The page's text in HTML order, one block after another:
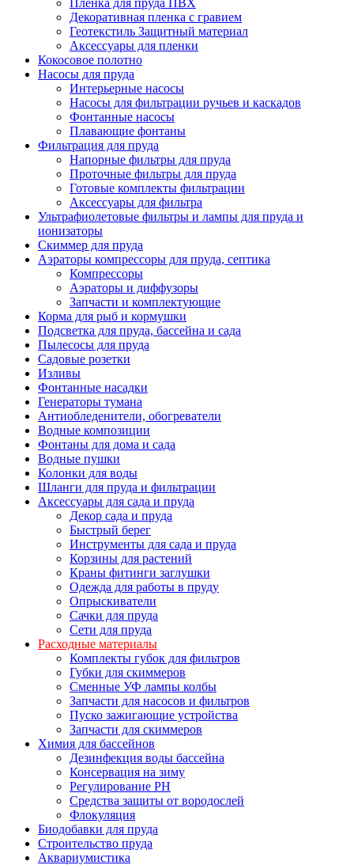
Декоративная пленка с гравием
Геотекстиль Защитный материал
Аксессуары для пленки
Кокосовое полотно
Насосы для пруда
Интерьерные насосы
Насосы для фильтрации ручьев и каскадов
Фонтанные насосы
Плавающие фонтаны
Фильтрация для пруда
Напорные фильтры для пруда
Проточные фильтры для пруда
Готовые комплекты фильтрации
Аксессуары для фильтра
Ультрафиолетовые фильтры и лампы для пруда и
ионизаторы
Скиммер для пруда
Аэраторы компрессоры для пруда, септика
Компрессоры
Аэраторы и диффузоры
Запчасти и комплектующие
Корма для рыб и кормушки
Подсветка для пруда, бассейна и сада
Пылесосы для пруда
Садовые розетки
Изливы
Фонтанные насадки
Генераторы тумана
Антиобледенители, обогреватели
Водные композиции
Фонтаны для дома и сада
Водные пушки
Колонки для воды
Шланги для пруда и фильтрации
Аксессуары для сада и пруда
Декор сада и пруда
Быстрый берег
Инструменты для сада и пруда
Корзины для растений
Краны фитинги заглушки
Одежда для работы в пруду
Опрыскиватели
Сачки для пруда
Сети для пруда
Расходные материалы
Комплекты губок для фильтров
Губки для скиммеров
Сменные УФ лампы колбы
Запчасти для насосов и фильтров
Пуско зажигающие устройства
Запчасти для скиммеров
Химия для бассейнов
Дезинфекция воды бассейна
Консервация на зиму
Регулирование PH
Средства защиты от вородослей
Флокуляция
Биодобавки для пруда
Строительство пруда
Аквариумистика